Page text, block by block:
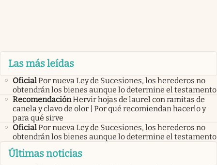
Las más leídas
OficialPor nueva Ley de Sucesiones, los herederos no
obtendrán los bienes aunque lo determine el testamento
RecomendaciónHervir hojas de laurel con ramitas de
canela y clavo de olor | Por qué recomiendan hacerlo y
para qué sirve
OficialPor nueva Ley de Sucesiones, los herederos no
obtendrán los bienes aunque lo determine el testamento
Últimas noticias